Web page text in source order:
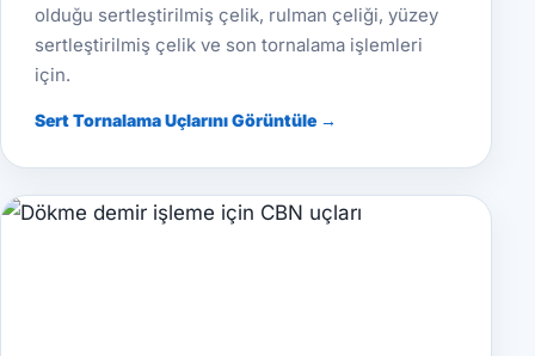
olduğu sertleştirilmiş çelik, rulman çeliği, yüzey
sertleştirilmiş çelik ve son tornalama işlemleri
için.
Sert Tornalama Uçlarını Görüntüle →